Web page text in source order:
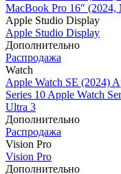
MacBook Pro 16″ (2024,
Apple Studio Display
Apple Studio Display
Дополнительно
Распродажа
Watch
Apple Watch SE (2024)
Series 10 Apple Watch
Ultra 3
Дополнительно
Распродажа
Vision Pro
Vision Pro
Дополнительно